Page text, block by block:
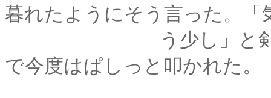
暮れたようにそう言った。「
う少し」と剣心が答
で今度はぱしっと叩かれた。